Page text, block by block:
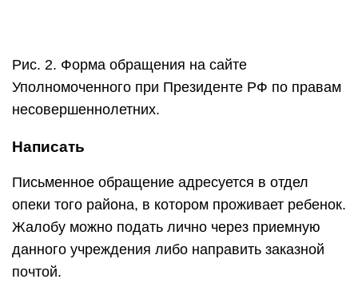
Рис. 2. Форма обращения на сайте
Уполномоченного при Президенте РФ по правам
несовершеннолетних.
Написать
Письменное обращение адресуется в отдел
опеки того района, в котором проживает ребенок.
Жалобу можно подать лично через приемную
данного учреждения либо направить заказной
почтой.